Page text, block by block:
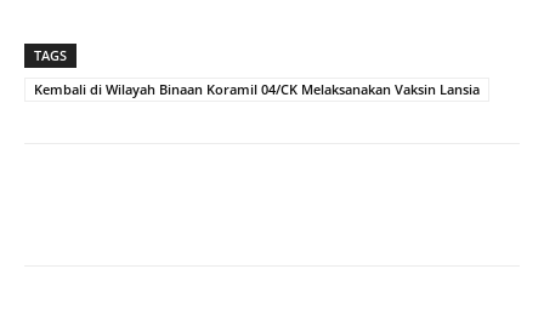
ts
A a
ok r
TAGS
Kembali di Wilayah Binaan Koramil 04/CK Melaksanakan Vaksin Lansia